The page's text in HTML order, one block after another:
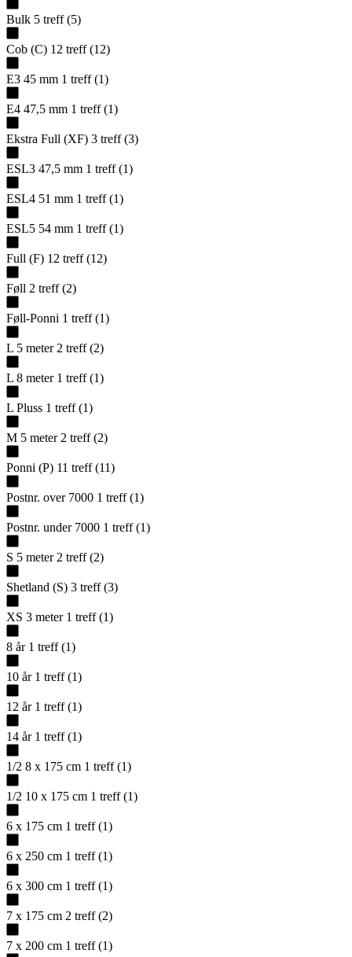
Bulk 5 treff (5)
Cob (C) 12 treff (12)
E3 45 mm 1 treff (1)
E4 47,5 mm 1 treff (1)
Ekstra Full (XF) 3 treff (3)
ESL3 47,5 mm 1 treff (1)
ESL4 51 mm 1 treff (1)
ESL5 54 mm 1 treff (1)
Full (F) 12 treff (12)
Føll 2 treff (2)
Føll-Ponni 1 treff (1)
L 5 meter 2 treff (2)
L 8 meter 1 treff (1)
L Pluss 1 treff (1)
M 5 meter 2 treff (2)
Ponni (P) 11 treff (11)
Postnr. over 7000 1 treff (1)
Postnr. under 7000 1 treff (1)
S 5 meter 2 treff (2)
Shetland (S) 3 treff (3)
XS 3 meter 1 treff (1)
8 år 1 treff (1)
10 år 1 treff (1)
12 år 1 treff (1)
14 år 1 treff (1)
1/2 8 x 175 cm 1 treff (1)
1/2 10 x 175 cm 1 treff (1)
6 x 175 cm 1 treff (1)
6 x 250 cm 1 treff (1)
6 x 300 cm 1 treff (1)
7 x 175 cm 2 treff (2)
7 x 200 cm 1 treff (1)